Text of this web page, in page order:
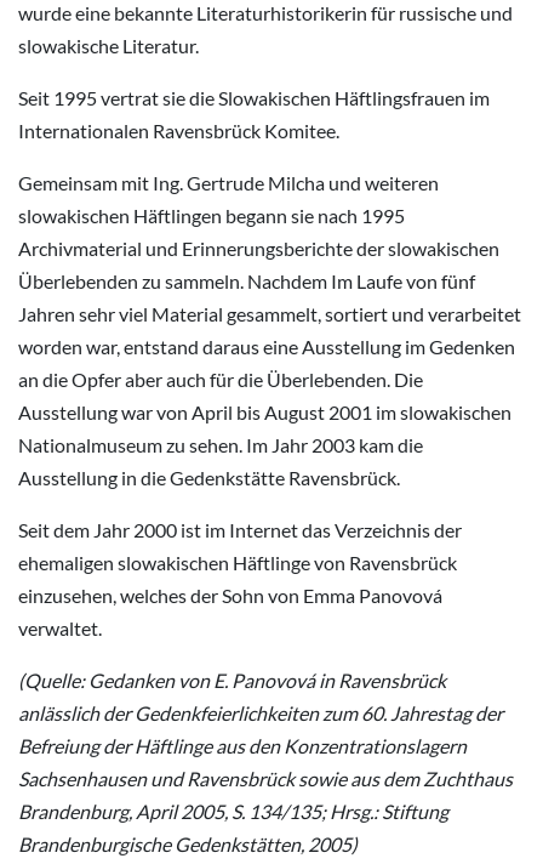
wurde eine bekannte Literaturhistorikerin für russische und
slowakische Literatur.
Seit 1995 vertrat sie die Slowakischen Häftlingsfrauen im
Internationalen Ravensbrück Komitee.
Gemeinsam mit Ing. Gertrude Milcha und weiteren
slowakischen Häftlingen begann sie nach 1995
Archivmaterial und Erinnerungsberichte der slowakischen
Überlebenden zu sammeln. Nachdem Im Laufe von fünf
Jahren sehr viel Material gesammelt, sortiert und verarbeitet
worden war, entstand daraus eine Ausstellung im Gedenken
an die Opfer aber auch für die Überlebenden. Die
Ausstellung war von April bis August 2001 im slowakischen
Nationalmuseum zu sehen. Im Jahr 2003 kam die
Ausstellung in die Gedenkstätte Ravensbrück.
Seit dem Jahr 2000 ist im Internet das Verzeichnis der
ehemaligen slowakischen Häftlinge von Ravensbrück
einzusehen, welches der Sohn von Emma Panovová
verwaltet.
(Quelle: Gedanken von E. Panovová in Ravensbrück
anlässlich der Gedenkfeierlichkeiten zum 60. Jahrestag der
Befreiung der Häftlinge aus den Konzentrationslagern
Sachsenhausen und Ravensbrück sowie aus dem Zuchthaus
Brandenburg, April 2005, S. 134/135; Hrsg.: Stiftung
Brandenburgische Gedenkstätten, 2005)